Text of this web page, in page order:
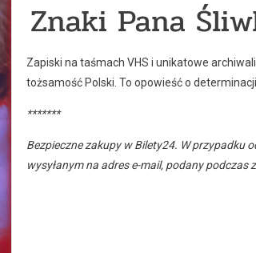
Znaki Pana
Zapiski na taśmach VHS i unikatowe
tożsamość Polski. To opowieść o
*******
Bezpieczne zakupy w Bilety24. W
wysyłanym na adres e-mail, podany podczas